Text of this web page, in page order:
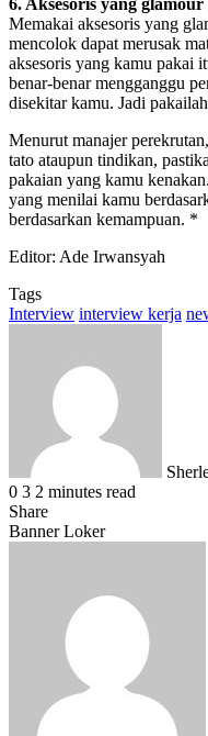
Memakai aksesoris yang
mencolok dapat merusak
aksesoris yang kamu pakai
benar-benar mengganggu
disekitar kamu. Jadi
Menurut manajer
tato ataupun tindikan,
pakaian yang kamu
yang menilai kamu
berdasarkan kemampuan. *
Editor: Ade Irwansyah
Tags
Interview interview kerja
0 3 2 minutes read
Share
Facebook
X
LinkedIn
WhatsApp
Share
Banner Loker